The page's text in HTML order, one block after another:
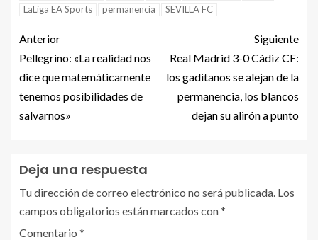
LaLiga EA Sports
permanencia SEVILLA FC
Anterior
Pellegrino: «La realidad nos
dice que matemáticamente
tenemos posibilidades de
salvarnos»
Siguiente
Real Madrid 3-0 Cádiz CF:
los gaditanos se alejan de la
permanencia, los blancos
dejan su alirón a punto
Deja una respuesta
Tu dirección de correo electrónico no será publicada. Los
campos obligatorios están marcados con*
Comentario *